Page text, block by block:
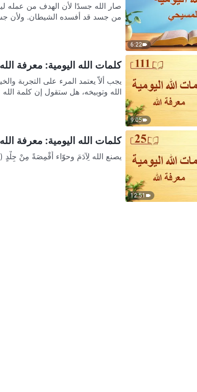
6:22
صار الله جسدًا لأن الهدف من عمله
من جسد قد أفسده الشيطان. ولأن
9:05
كلمات الله اليومية: معرفة الله |
الله وتوبيخه، هل ستقول إن كلمة
12:51
كلمات الله اليومية: معرفة الله
يصنع الله لِآدَمَ وحوّاء أَقْمِصَةً مِنْ جِلْدٍ (التكوين 3: 20-21) "وَدَعَا آدَمُ ٱسْمَ ٱمْرَأَتِهِ